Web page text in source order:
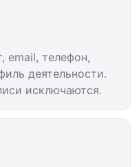
email, телефон,
деятельности.
исключаются.